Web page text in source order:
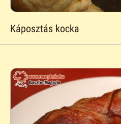
Káposztás kocka